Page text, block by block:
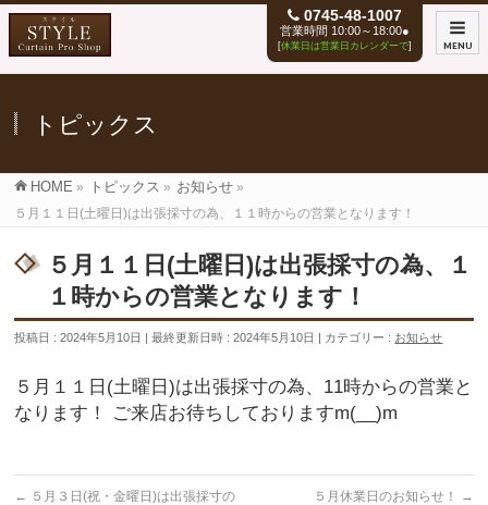
0745-48-1007
営業時間 10:00～18:00●
[休業日は営業日カレンダーで] MENU
トピックス
HOME » トピックス » お知らせ »
５月１１日(土曜日)は出張採寸の為、１１時からの営業となります！
５月１１日(土曜日)は出張採寸の為、１
１時からの営業となります！
投稿日 : 2024年5月10日 最終更新日時 : 2024年5月10日 カテゴリー : お知らせ
５月１１日(土曜日)は出張採寸の為、11時からの営業と
なります！ ご来店お待ちしておりますm(__)m
← ５月３日(祝・金曜日)は出張採寸の
５月休業日のお知らせ！ →